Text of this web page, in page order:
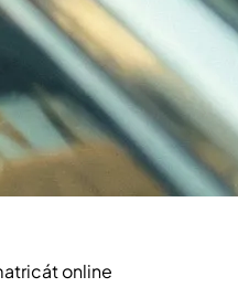
online